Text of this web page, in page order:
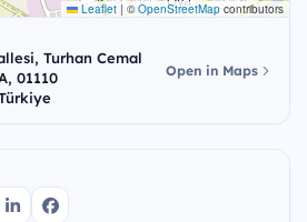
Leaflet | ©OpenStreetMap contributors
Turhan Cemal
01110
Open in Maps